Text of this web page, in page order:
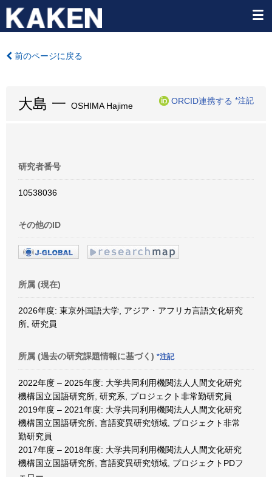
前のページに戻る
大島 一 OSHIMA Hajime
ORCID連携する *注記
研究者番号
10538036
その他のID
所属 (現在)
2026年度: 東京外国語大学, アジア・アフリカ言語文化研究
所, 研究員
所属 (過去の研究課題情報に基づく) *注記
2022年度 – 2025年度: 大学共同利用機関法人人間文化研究
機構国立国語研究所, 研究系, プロジェクト非常勤研究員
2019年度 – 2021年度: 大学共同利用機関法人人間文化研究
機構国立国語研究所, 言語変異研究領域, プロジェクト非常
勤研究員
2017年度 – 2018年度: 大学共同利用機関法人人間文化研究
機構国立国語研究所, 言語変異研究領域, プロジェクトPDフ